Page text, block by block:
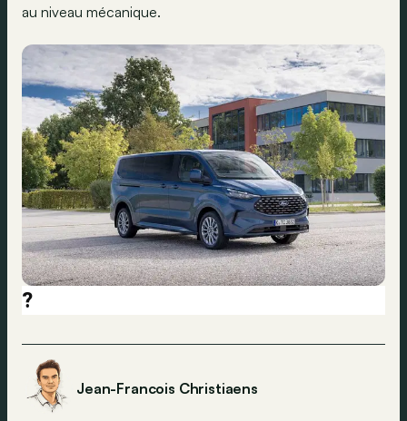
au niveau mécanique.
?
Jean-Francois Christiaens